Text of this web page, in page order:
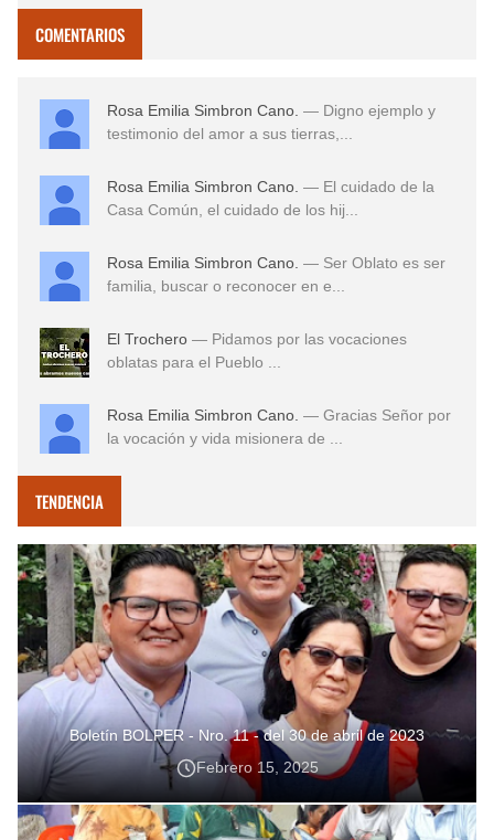
COMENTARIOS
Rosa Emilia Simbron Cano. — Digno ejemplo y
testimonio del amor a sus tierras,...
Rosa Emilia Simbron Cano. — El cuidado de la
Casa Común, el cuidado de los hij...
Rosa Emilia Simbron Cano. — Ser Oblato es ser
familia, buscar o reconocer en e...
El Trochero — Pidamos por las vocaciones
oblatas para el Pueblo ...
Rosa Emilia Simbron Cano. — Gracias Señor por
la vocación y vida misionera de ...
TENDENCIA
Boletín BOLPER - Nro. 11 - del 30 de abril de 2023
Febrero 15, 2025